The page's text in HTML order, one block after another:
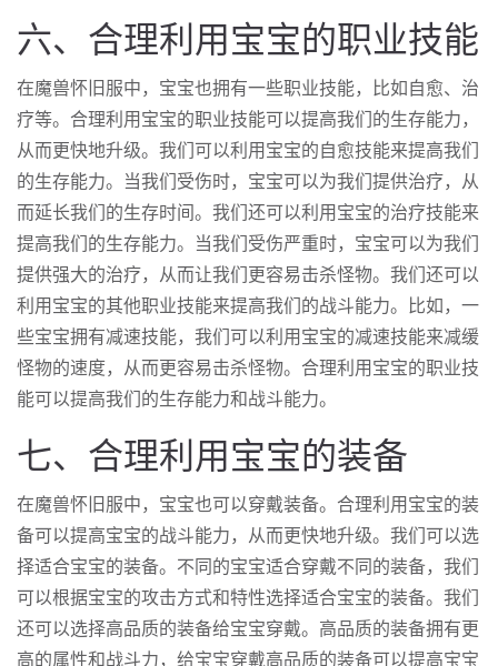
六、合理利用宝宝的职业技能
在魔兽怀旧服中，宝宝也拥有一些职业技能，比如自愈、治
疗等。合理利用宝宝的职业技能可以提高我们的生存能力，
从而更快地升级。我们可以利用宝宝的自愈技能来提高我们
的生存能力。当我们受伤时，宝宝可以为我们提供治疗，从
而延长我们的生存时间。我们还可以利用宝宝的治疗技能来
提高我们的生存能力。当我们受伤严重时，宝宝可以为我们
提供强大的治疗，从而让我们更容易击杀怪物。我们还可以
利用宝宝的其他职业技能来提高我们的战斗能力。比如，一
些宝宝拥有减速技能，我们可以利用宝宝的减速技能来减缓
怪物的速度，从而更容易击杀怪物。合理利用宝宝的职业技
能可以提高我们的生存能力和战斗能力。
七、合理利用宝宝的装备
在魔兽怀旧服中，宝宝也可以穿戴装备。合理利用宝宝的装
备可以提高宝宝的战斗能力，从而更快地升级。我们可以选
择适合宝宝的装备。不同的宝宝适合穿戴不同的装备，我们
可以根据宝宝的攻击方式和特性选择适合宝宝的装备。我们
还可以选择高品质的装备给宝宝穿戴。高品质的装备拥有更